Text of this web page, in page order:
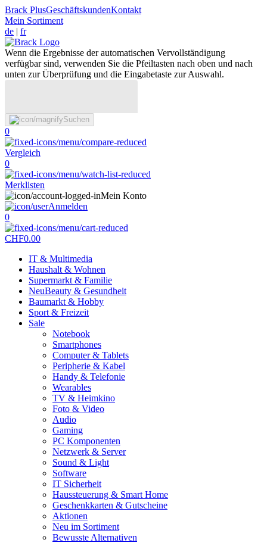
Brack PlusGeschäftskundenKontakt
Mein Sortiment
de | fr
Wenn die Ergebnisse der automatischen Vervollständigung
verfügbar sind, verwenden Sie die Pfeiltasten nach oben und nach
unten zur Überprüfung und die Eingabetaste zur Auswahl.
Suchen
0
Vergleich
0
Merklisten
Mein Konto
Anmelden
0
CHF0.00
IT & Multimedia
Haushalt & Wohnen
Supermarkt & Familie
NeuBeauty & Gesundheit
Baumarkt & Hobby
Sport & Freizeit
Sale
Notebook
Smartphones
Computer & Tablets
Peripherie & Kabel
Handy & Telefonie
Wearables
TV & Heimkino
Foto & Video
Audio
Gaming
PC Komponenten
Netzwerk & Server
Sound & Light
Software
IT Sicherheit
Haussteuerung & Smart Home
Geschenkkarten & Gutscheine
Aktionen
Neu im Sortiment
Bewusste Alternativen